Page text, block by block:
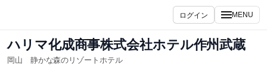
ス
キ
ログイン MENU
ハリマ化成商事株式会社ホテル作州武蔵
岡山 静かな森のリゾートホテル